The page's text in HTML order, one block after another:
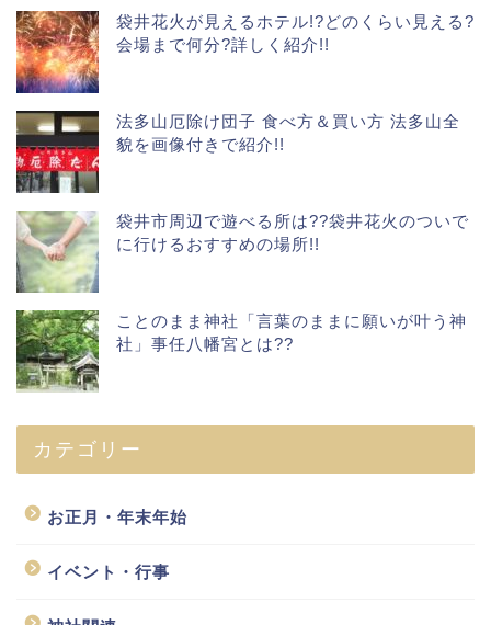
袋井花火が見えるホテル!?どのくらい見える?
会場まで何分?詳しく紹介!!
法多山厄除け団子 食べ方＆買い方 法多山全
貌を画像付きで紹介!!
袋井市周辺で遊べる所は??袋井花火のついで
に行けるおすすめの場所!!
ことのまま神社「言葉のままに願いが叶う神
社」事任八幡宮とは??
カテゴリー
お正月・年末年始
イベント・行事